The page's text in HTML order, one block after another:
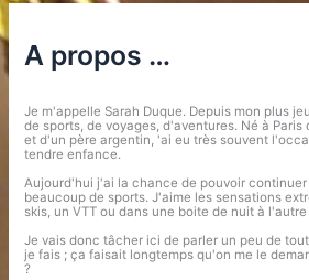
A propos …
Je m'appelle Sarah Duque. Depuis mon plus
de sports, de voyages, d'aventures. Né à
et d'un père argentin, 'ai eu très souvent
tendre enfance.
Aujourd'hui j'ai la chance de pouvoir
beaucoup de sports. J'aime les sensations
skis, un VTT ou dans une boite de nuit à
Je vais donc tâcher ici de parler un peu de
je fais ; ça faisait longtemps qu'on me le
?